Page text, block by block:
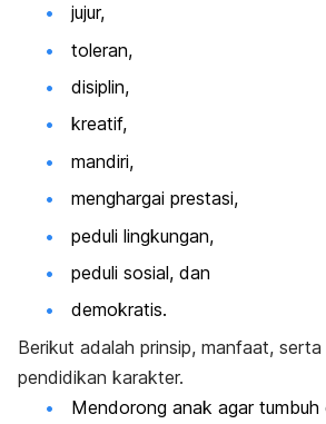
jujur,
toleran,
disiplin,
kreatif,
mandiri,
menghargai prestasi,
peduli lingkungan,
peduli sosial, dan
demokratis.
Berikut adalah prinsip, manfaat,
pendidikan karakter.
Mendorong anak agar